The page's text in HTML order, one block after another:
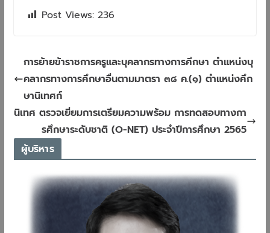
Post Views: 236
การย้ายข้าราชการครูและบุคลากรทางการศึกษา ตำแหน่งบุ
คลากรทางการศึกษาอื่นตามมาตรา ๓๘ ค.(๑) ตำแหน่งศึก
ษานิเทศก์
นิเทศ​ ตรวจเยี่ยมการเตรียมความพร้อม​ การทดสอบทางกา
รศึกษาระดับชาติ​ (O-NET)​ ประจำปีการศึกษา​ 2565
ผู้บริหาร